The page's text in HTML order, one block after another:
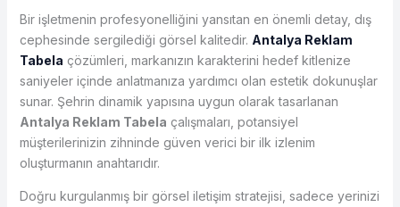
Bir işletmenin profesyonelliğini yansıtan en önemli detay, dış
cephesinde sergilediği görsel kalitedir. Antalya Reklam
Tabela çözümleri, markanızın karakterini hedef kitlenize
saniyeler içinde anlatmanıza yardımcı olan estetik dokunuşlar
sunar. Şehrin dinamik yapısına uygun olarak tasarlanan
Antalya Reklam Tabela çalışmaları, potansiyel
müşterilerinizin zihninde güven verici bir ilk izlenim
oluşturmanın anahtarıdır.
Doğru kurgulanmış bir görsel iletişim stratejisi, sadece yerinizi